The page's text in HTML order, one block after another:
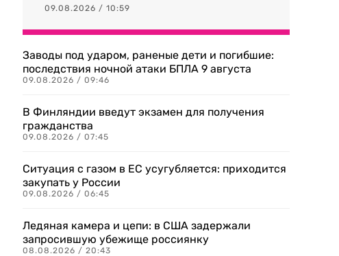
09.08.2026 / 10:59
Заводы под ударом, раненые дети и погибшие:
последствия ночной атаки БПЛА 9 августа
09.08.2026 / 09:46
В Финляндии введут экзамен для получения
гражданства
09.08.2026 / 07:45
Ситуация с газом в ЕС усугубляется: приходится
закупать у России
09.08.2026 / 06:45
Ледяная камера и цепи: в США задержали
запросившую убежище россиянку
08.08.2026 / 20:43